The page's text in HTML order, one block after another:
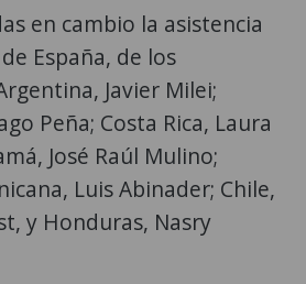
en cambio la asistencia
España, de los
Javier Milei;
Peña; Costa Rica, Laura
José Raúl Mulino;
Luis Abinader; Chile,
y Honduras, Nasry